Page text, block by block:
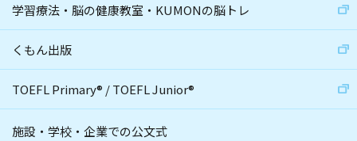
学習療法・脳の健康教室・KUMONの脳トレ
くもん出版
TOEFL Primary® /TOEFL Junior®
施設・学校・企業での公文式